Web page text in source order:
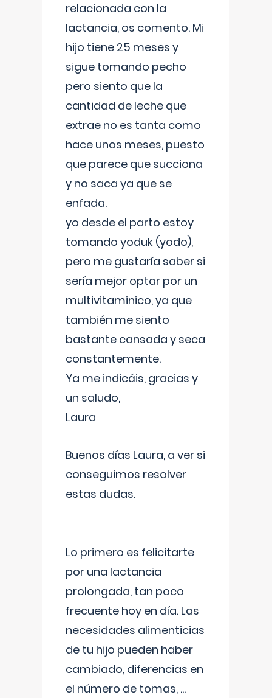
relacionada con la
lactancia, os comento. Mi
hijo tiene 25 meses y
sigue tomando pecho
pero siento que la
cantidad de leche que
extrae no es tanta como
hace unos meses, puesto
que parece que succiona
y no saca ya que se
enfada.
yo desde el parto estoy
tomando yoduk (yodo),
pero me gustaría saber si
sería mejor optar por un
multivitaminico, ya que
también me siento
bastante cansada y seca
constantemente.
Ya me indicáis, gracias y
un saludo,
Laura
Buenos días Laura, a ver si
conseguimos resolver
estas dudas.
Lo primero es felicitarte
por una lactancia
prolongada, tan poco
frecuente hoy en día. Las
necesidades alimenticias
de tu hijo pueden haber
cambiado, diferencias en
el número de tomas, ...